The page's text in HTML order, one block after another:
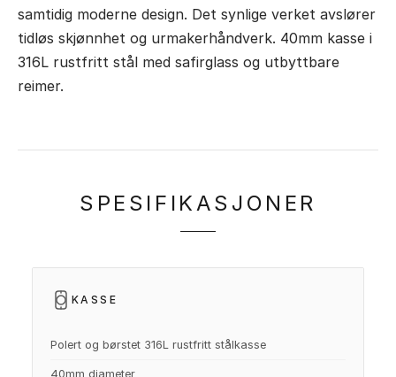
samtidig moderne design. Det synlige verket avslører
tidløs skjønnhet og urmakerhåndverk. 40mm kasse i
316L rustfritt stål med safirglass og utbyttbare
reimer.
SPESIFIKASJONER
KASSE
Polert og børstet 316L rustfritt stålkasse
40mm diameter